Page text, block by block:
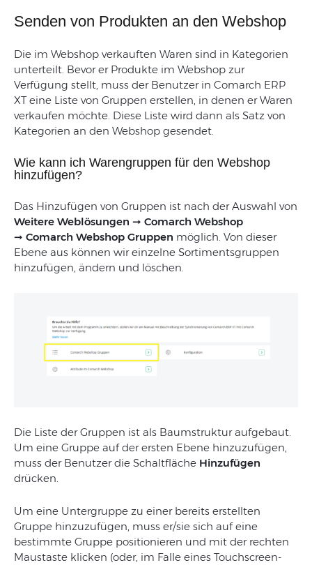
Senden von Produkten an den Webshop
Die im Webshop verkauften Waren sind in Kategorien
unterteilt. Bevor er Produkte im Webshop zur
Verfügung stellt, muss der Benutzer in Comarch ERP
XT eine Liste von Gruppen erstellen, in denen er Waren
verkaufen möchte. Diese Liste wird dann als Satz von
Kategorien an den Webshop gesendet.
Wie kann ich Warengruppen für den Webshop
hinzufügen?
Das Hinzufügen von Gruppen ist nach der Auswahl von
Weitere Weblösungen ➞ Comarch Webshop
➞ Comarch Webshop Gruppen möglich. Von dieser
Ebene aus können wir einzelne Sortimentsgruppen
hinzufügen, ändern und löschen.
Die Liste der Gruppen ist als Baumstruktur aufgebaut.
Um eine Gruppe auf der ersten Ebene hinzuzufügen,
muss der Benutzer die Schaltfläche Hinzufügen
drücken.
Um eine Untergruppe zu einer bereits erstellten
Gruppe hinzuzufügen, muss er/sie sich auf eine
bestimmte Gruppe positionieren und mit der rechten
Maustaste klicken (oder, im Falle eines Touchscreen-